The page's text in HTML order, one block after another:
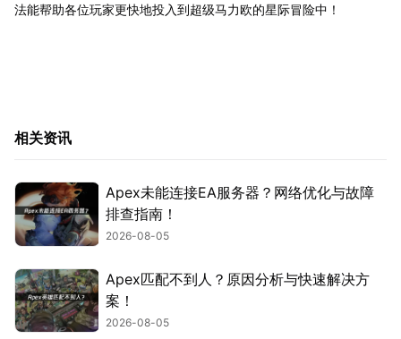
法能帮助各位玩家更快地投入到超级马力欧的星际冒险中！
相关资讯
Apex未能连接EA服务器？网络优化与故障
排查指南！
2026-08-05
Apex匹配不到人？原因分析与快速解决方
案！
2026-08-05